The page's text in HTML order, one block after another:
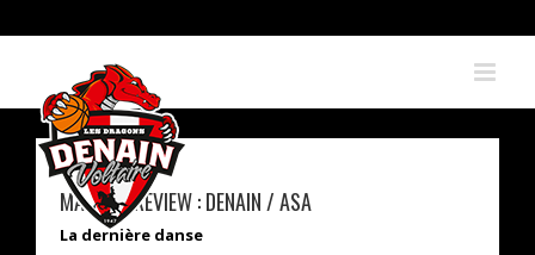
to
MATCH PREVIEW : DENAIN / ASA
La dernière danse